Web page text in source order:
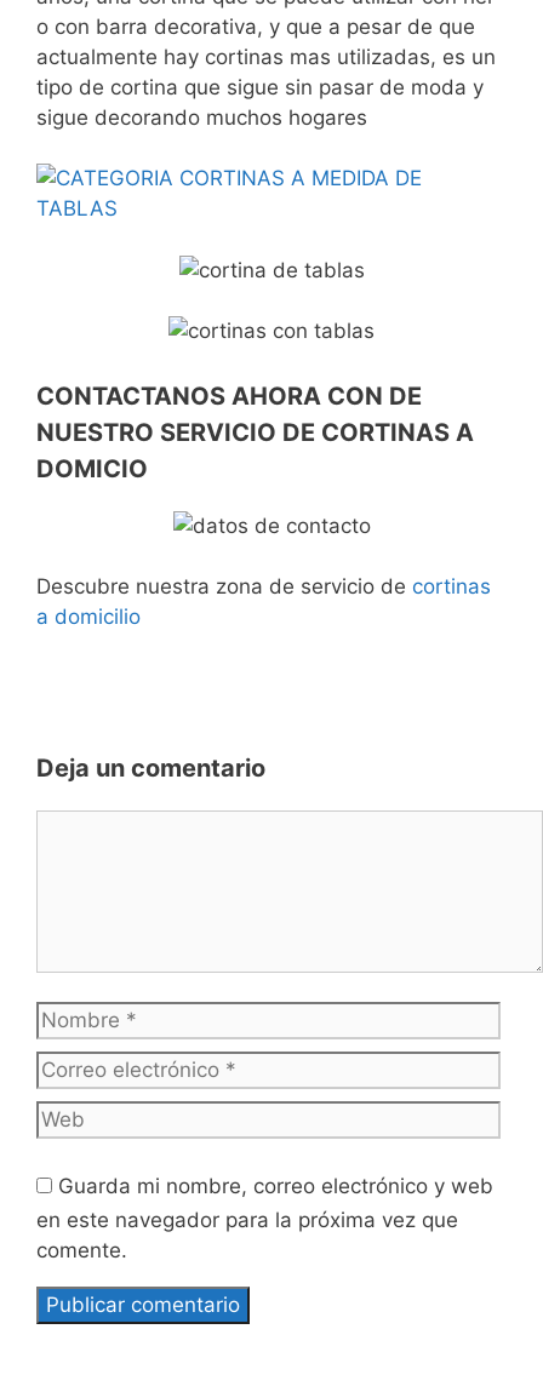
o con barra decorativa, y que a pesar de que
actualmente hay cortinas mas utilizadas, es un
tipo de cortina que sigue sin pasar de moda y
sigue decorando muchos hogares
CONTACTANOS AHORA CON DE
NUESTRO SERVICIO DE CORTINAS A
DOMICIO
Descubre nuestra zona de servicio de cortinas
a domicilio
Deja un comentario
Nombre
Guarda mi nombre, correo electrónico y web
en este navegador para la próxima vez que
comente.